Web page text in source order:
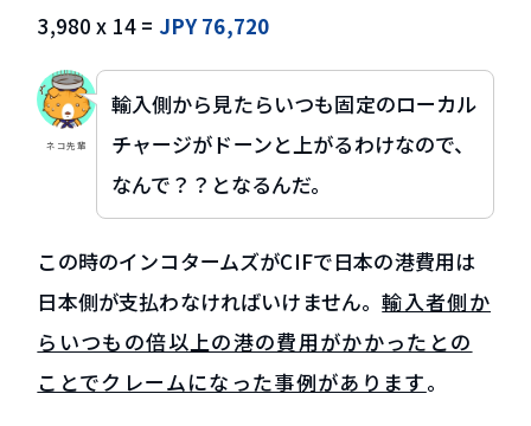
3,980 x 14 = JPY 76,720
ネコ先輩
輸入側から見たらいつも固定のローカル
チャージがドーンと上がるわけなので、
なんで？？となるんだ。
この時のインコタームズがCIFで日本の港費用は
日本側が支払わなければいけません。輸入者側か
らいつもの倍以上の港の費用がかかったとの
ことでクレームになった事例があります。